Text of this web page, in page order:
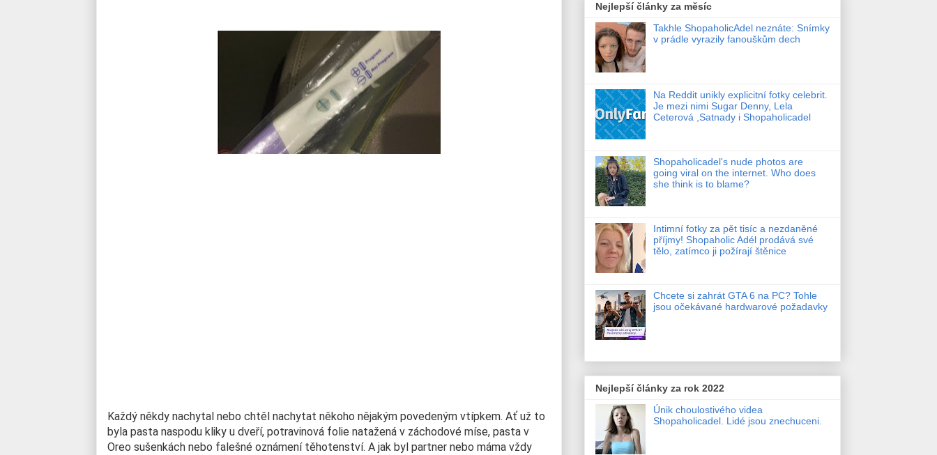
Každý někdy nachytal nebo chtěl nachytat někoho nějakým povedeným vtípkem. Ať už to
byla pasta naspodu kliky u dveří, potravinová folie natažená v záchodové míse, pasta v
Oreo sušenkách nebo falešné oznámení těhotenství. A jak byl partner nebo máma vždy
Nejlepší články za měsíc
Takhle ShopaholicAdel neznáte: Snímky
v prádle vyrazily fanouškům dech
Na Reddit unikly explicitní fotky celebrit.
Je mezi nimi Sugar Denny, Lela
Ceterová ,Satnady i Shopaholicadel
Shopaholicadel's nude photos are
going viral on the internet. Who does
she think is to blame?
Intimní fotky za pět tisíc a nezdaněné
příjmy! Shopaholic Adél prodává své
tělo, zatímco ji požírají štěnice
Chcete si zahrát GTA 6 na PC? Tohle
jsou očekávané hardwarové požadavky
Nejlepší články za rok 2022
Únik choulostivého videa
Shopaholicadel. Lidé jsou znechuceni.